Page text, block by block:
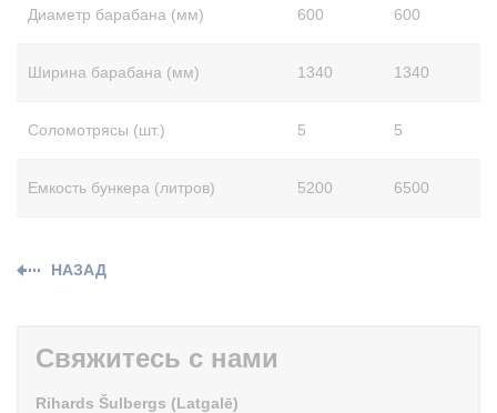
Диаметр барабана (мм) 600 600
Ширина барабана (мм) 1340 1340
Соломотрясы (шт.) 5 5
Емкость бункера (литров) 5200 6500
НАЗАД
Свяжитесь с нами
Rihards Šulbergs (Latgalē)